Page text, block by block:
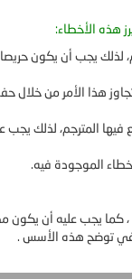
هذه الأخطاء:
لذلك يجب أن يكون
هذا الأمر من خلال
فيها المترجم، لذلك
الموجودة فيه.
، كما يجب عليه أن يكون
في توضح هذه الأسس .